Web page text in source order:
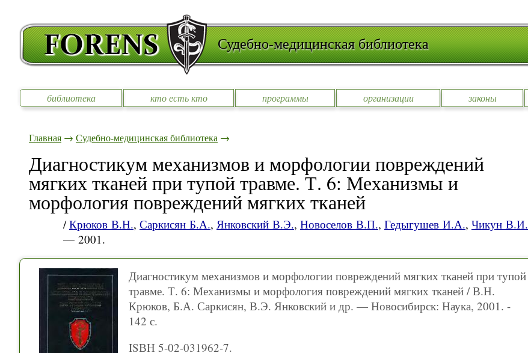
Судебно-медицинская библиотека
библиотека кто есть кто программы организации законы
Главная → Судебно-медицинская библиотека →
Диагностикум механизмов и морфологии повреждений
мягких тканей при тупой травме. Т. 6: Механизмы и
морфология повреждений мягких тканей
/Крюков В.Н., Саркисян Б.А., Янковский В.Э., Новоселов В.П., Гедыгушев И.А., Чикун В.И.
— 2001.
Диагностикум механизмов и морфологии повреждений мягких тканей при тупой
травме. Т. 6: Механизмы и морфология повреждений мягких тканей / В.Н.
Крюков, Б.А. Саркисян, В.Э. Янковский и др. — Новосибирск: Наука, 2001. -
142 с.
ISВН 5-02-031962-7.